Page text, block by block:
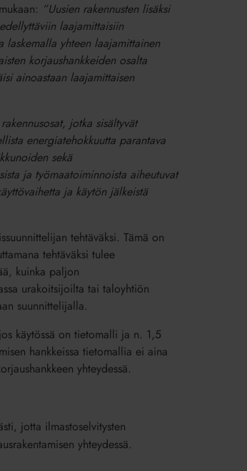
”Uusien rakennusten lisäksi
laajamittaisiin
yhteen laajamittainen
korjaushankkeiden osalta
ainoastaan laajamittaisen
jotka sisältyvät
energiatehokkuutta parantava
sekä
ja työmaatoiminnoista aiheutuvat
ja käytön jälkeistä
tehtäväksi. Tämä on
tehtäväksi tulee
kuinka paljon
urakoitsijoilta tai taloyhtiön
suunnittelijalla.
käytössä on tietomalli ja n. 1,5
hankkeissa tietomallia ei aina
yhteydessä.
jotta ilmastoselvitysten
yhteydessä.